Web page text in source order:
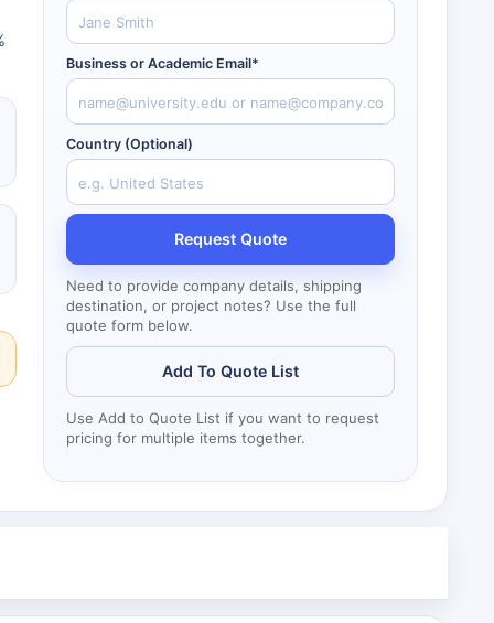
Business or Academic Email*
Country (Optional)
Request Quote
Need to provide company details, shipping
destination, or project notes? Use the full
quote form below.
Add To Quote List
Use Add to Quote List if you want to request
pricing for multiple items together.